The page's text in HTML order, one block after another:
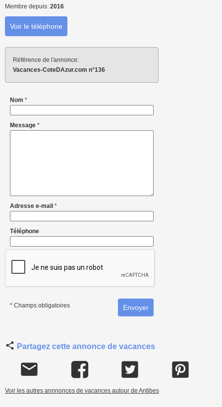
Membre depuis: 2016
Voir le téléphone
Référence de l'annonce:
Vacances-CoteDAzur.com n°136
Nom *
Message *
Adresse e-mail *
Téléphone
* Champs obligatoires
Partagez cette annonce de vacances
Voir les autres annnonces de vacances autour de Antibes